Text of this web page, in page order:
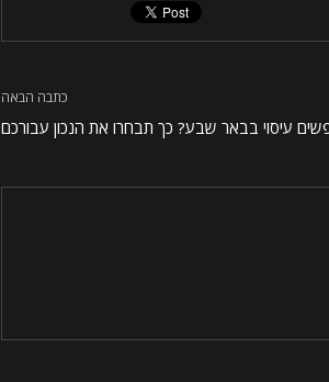
כתבה הבאה
עיסוי בבאר שבע? כך תבחרו את הנכון עבורכם